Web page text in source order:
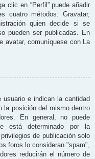
clic en “Perfil” puede añadir
cuatro métodos: Gravatar,
quien decide si se
pueden ser publicadas. En
avatar, comuníquese con La
usuario e indican la cantidad
la posición del mismo dentro
En general, no puede
está determinado por la
de publicación solo
foros lo consideran "spam",
reducirán el número de